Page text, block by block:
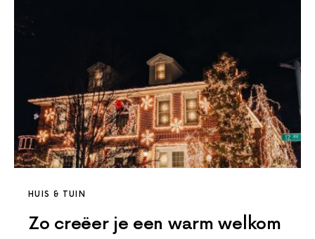
HUIS & TUIN
Zo creëer je een warm welkom